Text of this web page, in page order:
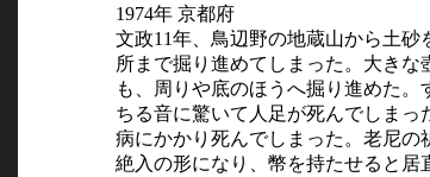
1974年 京都府
文政11年、鳥辺野の地蔵山から土
所まで掘り進めてしまった。大き
も、周りや底のほうへ掘り進めた
ちる音に驚いて人足が死んでしま
病にかかり死んでしまった。老尼の
絶入の形になり、幣を持たせると